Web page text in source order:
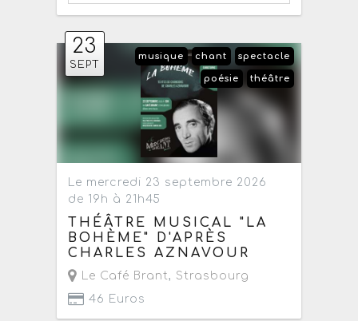
23
SEPT
spectacle
chant
musique
théâtre
poésie
Le mercredi 23 septembre 2026
de 19h à 21h45
THÉÂTRE MUSICAL "LA
BOHÈME" D'APRÈS
CHARLES AZNAVOUR
Le Café Brant, Strasbourg
46 Euros